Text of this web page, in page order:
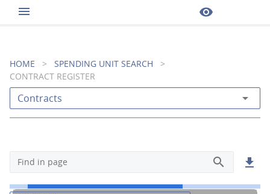
menu visibility
HOME > SPENDING UNIT SEARCH
>
CONTRACT REGISTER
Contracts arrow_drop_down
Find in page search get_app